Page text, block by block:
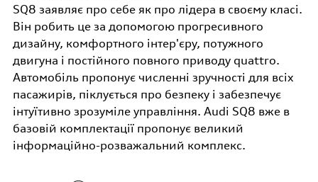
Audi Assistance
SQ8 заявляє про себе як про лідера в своєму класі.
Він робить це за допомогою прогресивного
дизайну, комфортного інтер'єру, потужного
двигуна і постійного повного приводу quattro.
Автомобіль пропонує численні зручності для всіх
пасажирів, піклується про безпеку і забезпечує
інтуїтивно зрозуміле управління. Audi SQ8 вже в
базовій комплектації пропонує великий
інформаційно-розважальний комплекс.